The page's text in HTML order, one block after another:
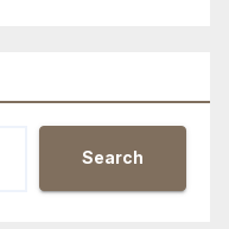
Search